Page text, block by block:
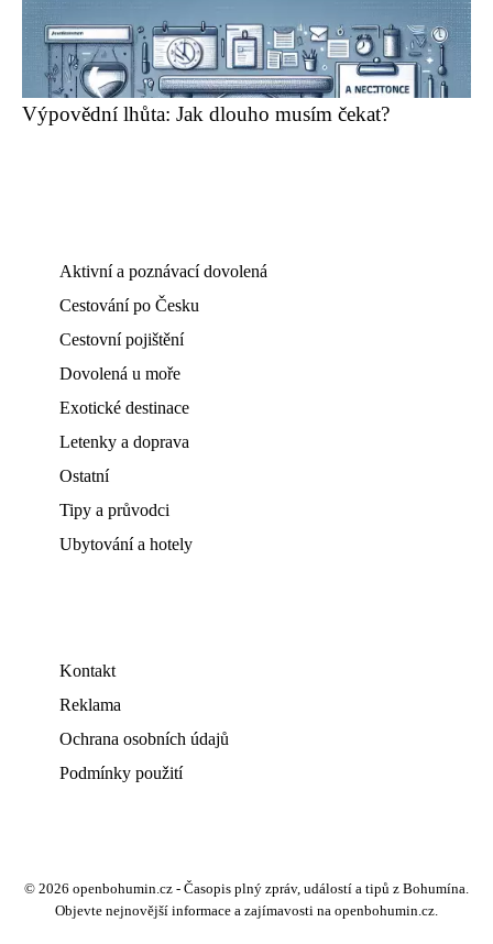
Výpovědní lhůta: Jak dlouho musím čekat?
Aktivní a poznávací dovolená
Cestování po Česku
Cestovní pojištění
Dovolená u moře
Exotické destinace
Letenky a doprava
Ostatní
Tipy a průvodci
Ubytování a hotely
Kontakt
Reklama
Ochrana osobních údajů
Podmínky použití
© 2026 openbohumin.cz - Časopis plný zpráv, událostí a tipů z Bohumína.
Objevte nejnovější informace a zajímavosti na openbohumin.cz.